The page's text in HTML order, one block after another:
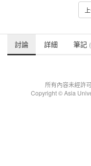
討論 詳細 筆記
所有內容未經許
Copyright © Asia